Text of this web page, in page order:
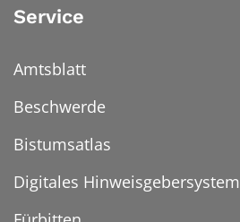
Service
Amtsblatt
Beschwerde
Bistumsatlas
Digitales Hinweisgebersystem